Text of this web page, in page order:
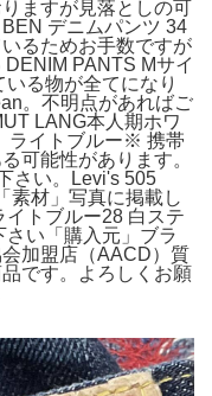
ますが見落としの可
デニムパンツ 34
るためお手数ですが
PANTS Mサイ
る物が全てになり
。不明点があればご
LANG本人期ホワ
ライトブルー※ 携帯
可能性があります。
さい。Levi's 505
材」写真に掲載し
トブルー28 白ステ
い「購入元」ブラ
加盟店（AACD）質
です。よろしくお願